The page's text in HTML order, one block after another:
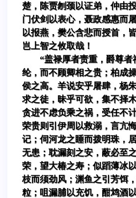
楚，陈贾刎颈以证弟，仲由
门伏剑以表心，聂政感惠而
以报燕，樊公含悲而授首，
岂上智之攸取哉！
“盖禄厚者责重，爵尊者
纶，而不顾卿相之贵；柏成
侯之高。羊说安乎屠肆，杨
求之徒，昧乎可欲，集不择
贪进不虑负乘之祸，受任不
荣贵则引伊周以救溺，言亢
记；伺河龙之睡而拨明珠，
无患；耽漏刻之安，蔽必至
荣，望大椿之寿；似蹈薄冰
枝而须劲风；渊鱼之引芳饵
粒；咀漏脯以充饥，酣鸩酒以